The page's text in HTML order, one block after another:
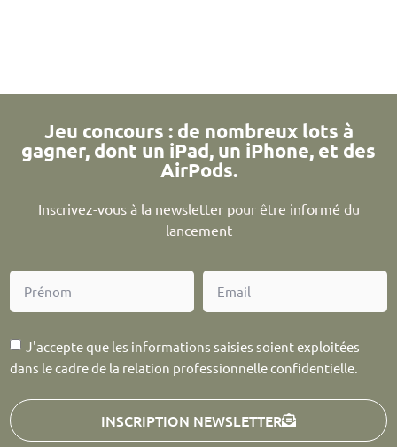
Jeu concours : de nombreux lots à
gagner, dont un iPad, un iPhone, et des
AirPods.
Inscrivez-vous à la newsletter pour être informé du
lancement
J'accepte que les informations saisies soient exploitées
dans le cadre de la relation professionnelle confidentielle.
INSCRIPTION NEWSLETTER